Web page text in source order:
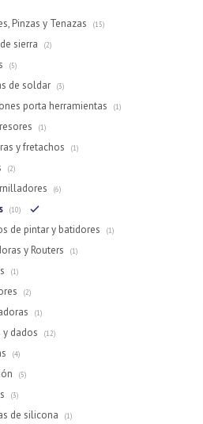
Pinzas y Tenazas (15)
sierra (2)
(5)
de soldar (3)
porta herramientas (1)
(1)
y fretachos (1)
(2)
(6)
(10)
de pintar y batidores (1)
y Routers (1)
(1)
(2)
(1)
y dados (12)
(4)
(5)
(3)
de silicona (1)